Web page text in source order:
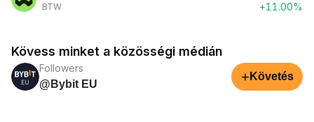
BTW
+11.00%
Kövess minket a közösségi médián
Followers
@Bybit EU
+ Követés